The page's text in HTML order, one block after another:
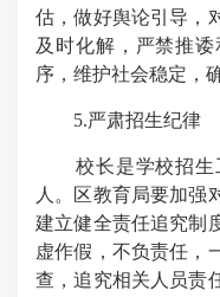
估，做好舆论引导，
及时化解，严禁推
序，维护社会稳定，
5.严肃招生纪律
校长是学校招生
人。区教育局要加强
建立健全责任追究制
虚作假，不负责任，
查，追究相关人员责